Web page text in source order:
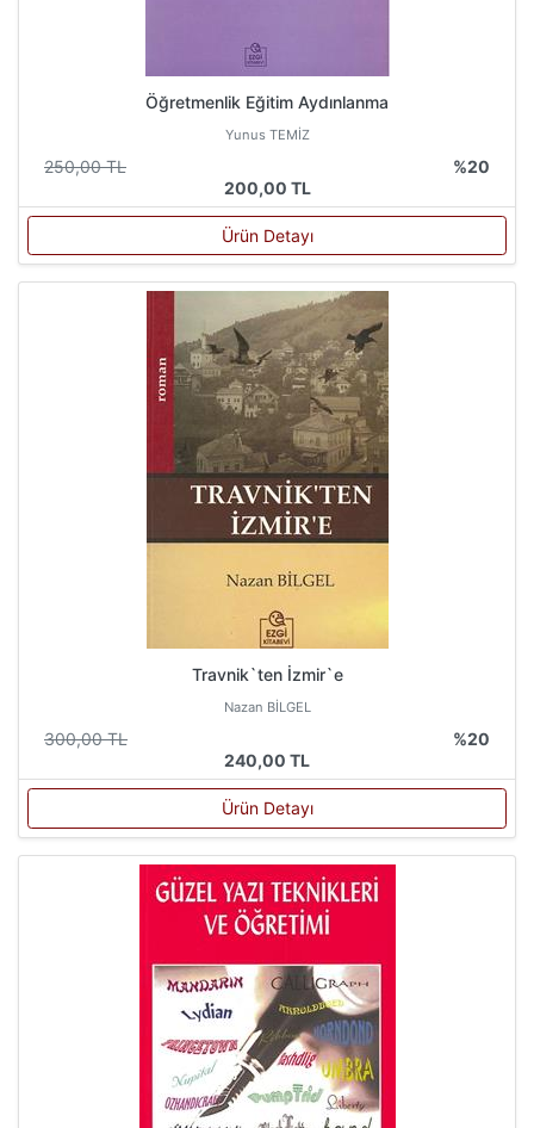
Öğretmenlik Eğitim Aydınlanma
Yunus TEMİZ
250,00 TL
%20
200,00 TL
Ürün Detayı
Travnik`ten İzmir`e
Nazan BİLGEL
300,00 TL
%20
240,00 TL
Ürün Detayı